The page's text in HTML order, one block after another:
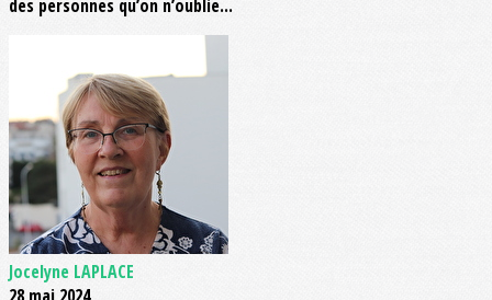
des personnes qu’on n’oublie...
Jocelyne LAPLACE